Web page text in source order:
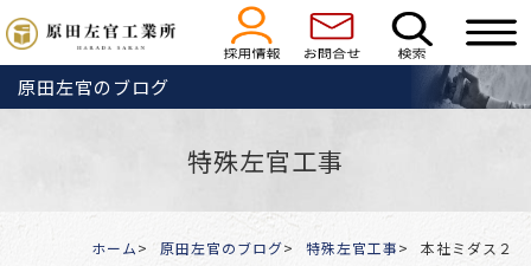
原田左官のブログ
特殊左官工事
ホーム 原田左官のブログ 特殊左官工事 本社ミダス２